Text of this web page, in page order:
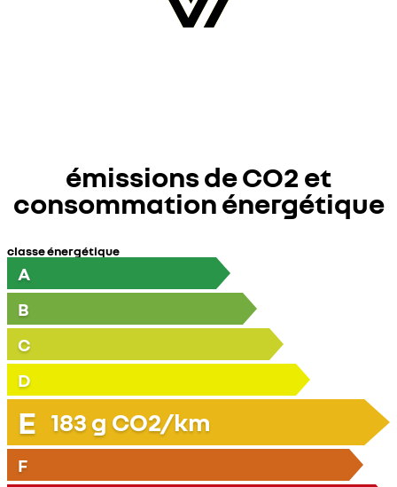
émissions de CO2 et
consommation énergétique
classe énergétique
A
B
C
D
E 183 g CO2/km
F